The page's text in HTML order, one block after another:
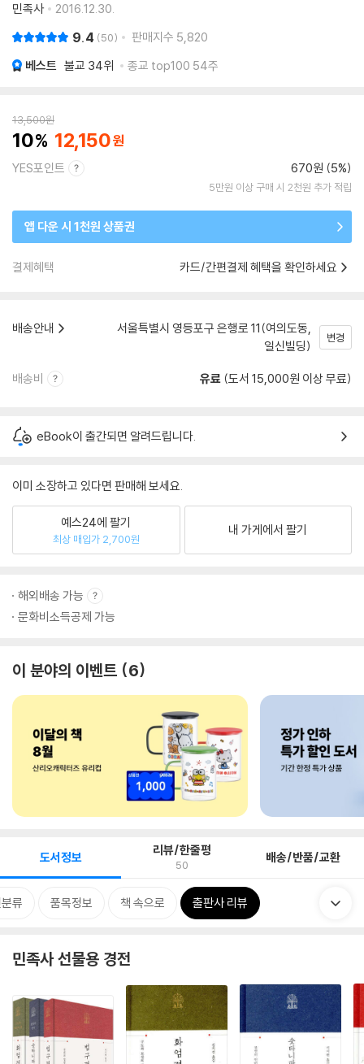
민족사
2016.12.30.
9.4 50 판매지수 5,820
베스트 불교 34위 종교 top100 54주
13,500원
10 12,150
YES포인트 670원 (5%)
5만원 이상 구매 시 2천원 추가 적립
앱 다운 시 1천원 상품권
결제혜택 카드/간편결제 혜택을 확인하세요
배송안내
서울특별시 영등포구 은행로 11(여의도동,
일신빌딩)
변경
배송비 유료 (도서 15,000원 이상 무료)
eBook이 출간되면 알려드립니다.
이미 소장하고 있다면 판매해 보세요.
예스24에 팔기
최상 매입가 2,700원
내 가게에서 팔기
해외배송 가능
문화비소득공제 가능
이 분야의 이벤트 6
도서정보 리뷰/한줄평
50 배송/반품/교환
류 품목정보 책 속으로 출판사 리뷰
민족사 선물용 경전